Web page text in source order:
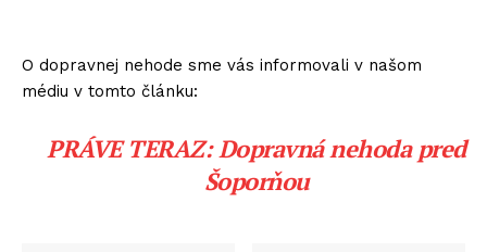
O dopravnej nehode sme vás informovali v našom
médiu v tomto článku:
PRÁVE TERAZ: Dopravná nehoda pred
Šoporňou